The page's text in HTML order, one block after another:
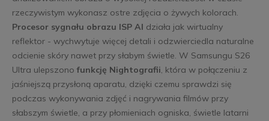
rzeczywistym wykonasz ostre zdjęcia o żywych kolorach.
Procesor sygnału obrazu ISP AI działa jak wirtualny
reflektor - wychwytuje więcej detali i odzwierciedla naturalne
odcienie skóry nawet przy słabym świetle. W Samsungu S26
Ultra ulepszonofunkcję Nightografii, która w połączeniu z
jaśniejszą przysłoną aparatu, dzięki czemu sprawdzi się
podczas wykonywania zdjęć i nagrywania filmów przy
słabszym świetle, a przy płomieniach ogniska, świetle latarni